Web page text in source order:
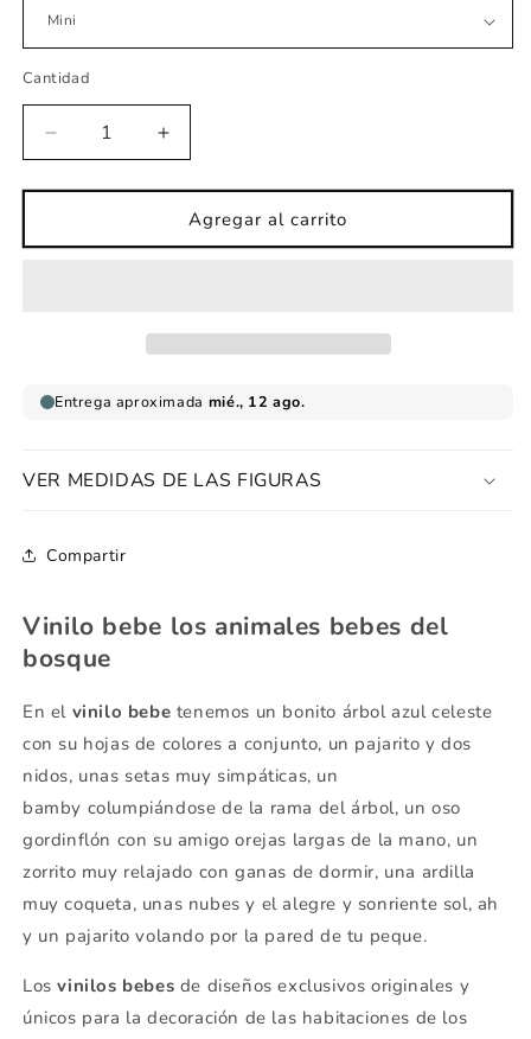
Cantidad
Reducir
cantidad
para
bebe
Aumentar
cantidad
para
Vinilo
bebe
Agregar al carrito
VER MEDIDAS DE LAS FIGURAS
Compartir
Vinilo bebe los animales bebes del
bosque
En el vinilo bebe tenemos un bonito árbol azul celeste
con su hojas de colores a conjunto, un pajarito y dos
nidos, unas setas muy simpáticas, un
bamby columpiándose de la rama del árbol, un oso
gordinflón con su amigo orejas largas de la mano, un
zorrito muy relajado con ganas de dormir, una ardilla
muy coqueta, unas nubes y el alegre y sonriente sol, ah
y un pajarito volando por la pared de tu peque.
Losvinilos bebes de diseños exclusivos originales y
únicos para la decoración de las habitaciones de los